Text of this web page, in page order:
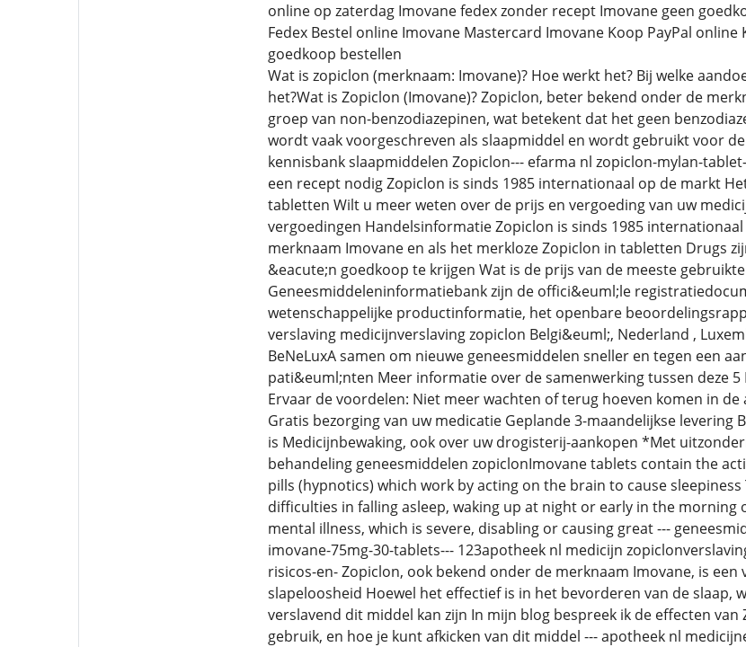
online op zaterdag Imovane fedex zonder recept Imovane geen
Fedex Bestel online Imovane Mastercard Imovane Koop PayPal
goedkoop bestellen
Wat is zopiclon (merknaam: Imovane)? Hoe werkt het? Bij welke
het?Wat is Zopiclon (Imovane)? Zopiclon, beter bekend onder de
groep van non-benzodiazepinen, wat betekent dat het geen
wordt vaak voorgeschreven als slaapmiddel en wordt gebruikt voor
kennisbank slaapmiddelen Zopiclon--- efarma nl zopiclon-mylan-
een recept nodig Zopiclon is sinds 1985 internationaal op de markt
tabletten Wilt u meer weten over de prijs en vergoeding van uw
vergoedingen Handelsinformatie Zopiclon is sinds 1985
merknaam Imovane en als het merkloze Zopiclon in tabletten Drugs
&eacute;n goedkoop te krijgen Wat is de prijs van de meeste
Geneesmiddeleninformatiebank zijn de offici&euml;le
wetenschappelijke productinformatie, het openbare
verslaving medicijnverslaving zopiclon Belgi&euml;, Nederland ,
BeNeLuxA samen om nieuwe geneesmiddelen sneller en tegen een
pati&euml;nten Meer informatie over de samenwerking tussen deze
Ervaar de voordelen: Niet meer wachten of terug hoeven komen in
Gratis bezorging van uw medicatie Geplande 3-maandelijkse
is Medicijnbewaking, ook over uw drogisterij-aankopen *Met
behandeling geneesmiddelen zopiclonImovane tablets contain the
pills (hypnotics) which work by acting on the brain to cause
difficulties in falling asleep, waking up at night or early in the
mental illness, which is severe, disabling or causing great ---
imovane-75mg-30-tablets--- 123apotheek nl medicijn
risicos-en- Zopiclon, ook bekend onder de merknaam Imovane, is
slapeloosheid Hoewel het effectief is in het bevorderen van de
verslavend dit middel kan zijn In mijn blog bespreek ik de effecten
gebruik, en hoe je kunt afkicken van dit middel --- apotheek nl